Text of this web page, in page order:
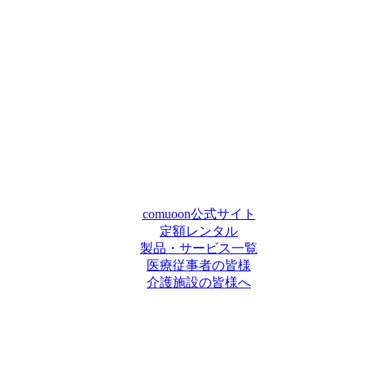
comuoon公式サイト
定額レンタル
製品・サービス一覧
医療従事者の皆様
介護施設の皆様へ